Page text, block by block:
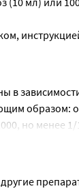
Вы могли
и
образом:
но менее